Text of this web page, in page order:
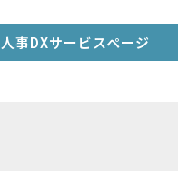
人事DXサービスページ